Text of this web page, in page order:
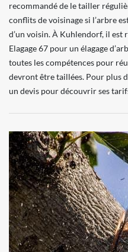
recommandé de le tailler
conflits de voisinage si l’arbre
d’un voisin. À Kuhlendorf, il est
Elagage 67 pour un élagage
toutes les compétences pour
devront être taillées. Pour plus
un devis pour découvrir ses